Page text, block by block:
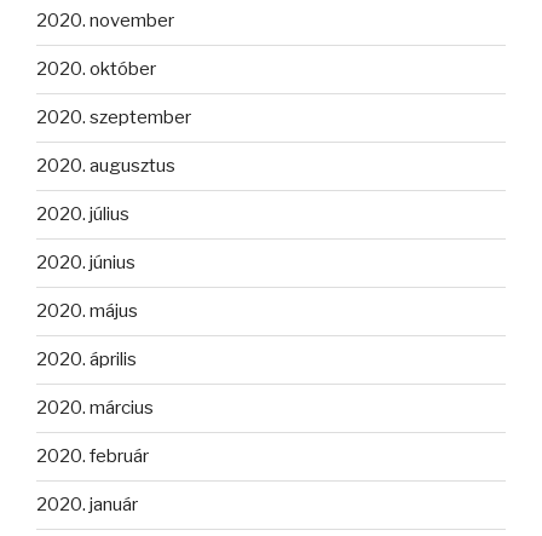
2020. november
2020. október
2020. szeptember
2020. augusztus
2020. július
2020. június
2020. május
2020. április
2020. március
2020. február
2020. január